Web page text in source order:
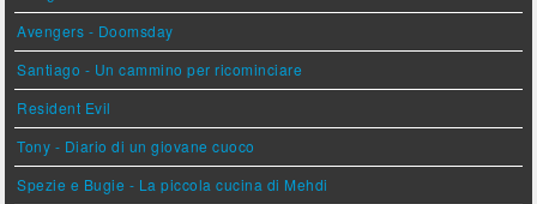
Avengers - Doomsday
Santiago - Un cammino per ricominciare
Resident Evil
Tony - Diario di un giovane cuoco
Spezie e Bugie - La piccola cucina di Mehdi